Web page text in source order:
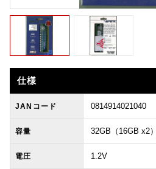
仕様
JANコード 0814914021040
容量 32GB（16GB x2）
電圧 1.2V